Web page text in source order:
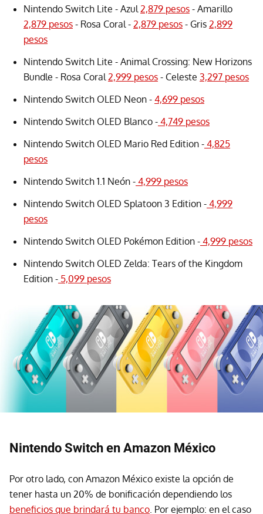
Nintendo Switch Lite - Azul2,879 pesos - Amarillo
2,879 pesos - Rosa Coral - 2,879 pesos - Gris 2,899
pesos
Nintendo Switch Lite - Animal Crossing: New Horizons
Bundle - Rosa Coral2,999 pesos - Celeste 3,297 pesos
Nintendo Switch OLED Neon - 4,699 pesos
Nintendo Switch OLED Blanco - 4,749 pesos
Nintendo Switch OLED Mario Red Edition - 4,825
pesos
Nintendo Switch 1.1 Neón - 4,999 pesos
Nintendo Switch OLED Splatoon 3 Edition - 4,999
pesos
Nintendo Switch OLED Pokémon Edition - 4,999 pesos
Nintendo Switch OLED Zelda: Tears of the Kingdom
Edition - 5,099 pesos
Nintendo Switch en Amazon México
Por otro lado, con Amazon México existe la opción de
tener hasta un 20% de bonificación dependiendo los
beneficios que brindará tu banco. Por ejemplo: en el caso